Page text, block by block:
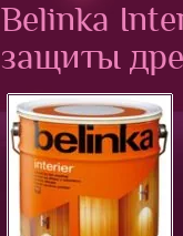
Belinka
защиты